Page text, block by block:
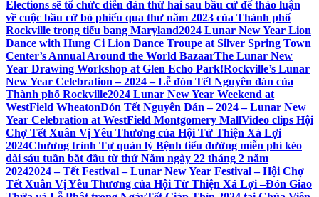
Elections sẽ tổ chức diễn đàn thứ hai sau bầu cử để thảo luận
về cuộc bầu cử bỏ phiếu qua thư năm 2023 của Thành phố
Rockville trong tiểu bang Maryland2024 Lunar New Year Lion
Dance with Hung Ci Lion Dance Troupe at Silver Spring Town
Center’s Annual Around the World BazaarThe Lunar New
Year Drawing Workshop at Glen Echo Park!Rockville’s Lunar
New Year Celebration – 2024 – Lễ đón Tết Nguyên đán của
Thành phố Rockville2024 Lunar New Year Weekend at
WestField WheatonĐón Tết Nguyên Đán – 2024 – Lunar New
Year Celebration at WestField Montgomery MallVideo clips Hội
Chợ Tết Xuân Vị Yêu Thương của Hội Từ Thiện Xá Lợi
2024Chương trình Tự quản lý Bệnh tiểu đường miễn phí kéo
dài sáu tuần bắt đầu từ thứ Năm ngày 22 tháng 2 năm
20242024 – Tết Festival – Lunar New Year Festival – Hội Chợ
Tết Xuân Vị Yêu Thương của Hội Từ Thiện Xá Lợi –Đón Giao